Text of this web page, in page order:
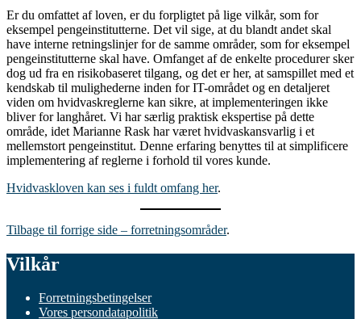
Er du omfattet af loven, er du forpligtet på lige vilkår, som for
eksempel pengeinstitutterne. Det vil sige, at du blandt andet skal
have interne retningslinjer for de samme områder, som for eksempel
pengeinstitutterne skal have. Omfanget af de enkelte procedurer sker
dog ud fra en risikobaseret tilgang, og det er her, at samspillet med et
kendskab til mulighederne inden for IT-området og en detaljeret
viden om hvidvaskreglerne kan sikre, at implementeringen ikke
bliver for langhåret. Vi har særlig praktisk ekspertise på dette
område, idet Marianne Rask har været hvidvaskansvarlig i et
mellemstort pengeinstitut. Denne erfaring benyttes til at simplificere
implementering af reglerne i forhold til vores kunde.
Hvidvaskloven kan ses i fuldt omfang her.
Tilbage til forrige side – forretningsområder.
Vilkår
Forretningsbetingelser
Vores persondatapolitik